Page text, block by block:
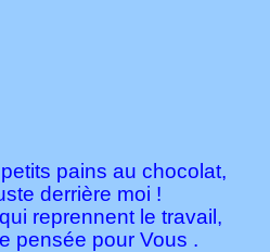
pains au chocolat,
derrière moi !
reprennent le travail,
pensée pour Vous .